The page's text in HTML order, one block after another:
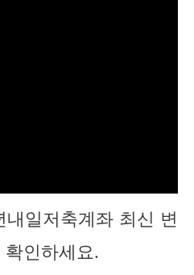
일저축계좌 최신 변
인하세요.